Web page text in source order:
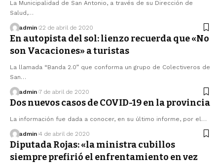
La Municipalidad de San Antonio, a través de su Dirección de
Salud,…
admin 22 de abril de 2020
En autopista del sol: lienzo recuerda que «No
son Vacaciones» a turistas
La llamada “Banda 2.0” que conforma un grupo de Colectiveros de
San…
admin 7 de abril de 2020
Dos nuevos casos de COVID-19 en la provincia
La información fue dada a conocer, en su último informe, por el…
admin 4 de abril de 2020
Diputada Rojas: «la ministra cubillos
siempre prefirió el enfrentamiento en vez